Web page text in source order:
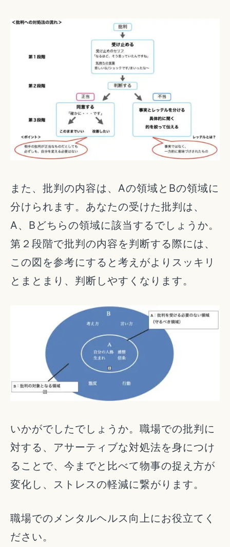
また、批判の内容は、Aの領域とBの領域に
分けられます。あなたの受けた批判は、
A、Bどちらの領域に該当するでしょうか。
第２段階で批判の内容を判断する際には、
この図を参考にすると考えがよりスッキリ
とまとまり、判断しやすくなります。
いかがでしたでしょうか。職場での批判に
対する、アサーティブな対処法を身につけ
ることで、今までと比べて物事の捉え方が
変化し、ストレスの軽減に繋がります。
職場でのメンタルヘルス向上にお役立てく
ださい。